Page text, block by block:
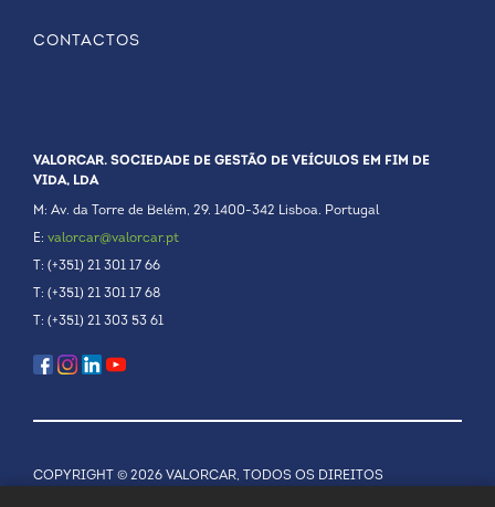
CONTACTOS
VALORCAR. SOCIEDADE DE GESTÃO DE VEÍCULOS EM FIM DE
VIDA, LDA
M: Av. da Torre de Belém, 29. 1400-342 Lisboa. Portugal
E: valorcar@valorcar.pt
T: (+351) 21 301 17 66
T: (+351) 21 301 17 68
T: (+351) 21 303 53 61
COPYRIGHT © 2026 VALORCAR, TODOS OS DIREITOS